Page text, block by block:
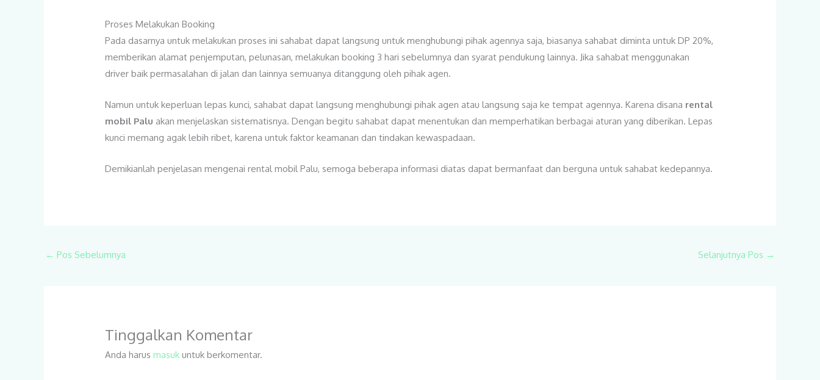
Proses Melakukan Booking
Pada dasarnya untuk melakukan proses ini sahabat dapat langsung untuk menghubungi pihak agennya saja, biasanya sahabat diminta untuk DP 20%,
memberikan alamat penjemputan, pelunasan, melakukan booking 3 hari sebelumnya dan syarat pendukung lainnya. Jika sahabat menggunakan
driver baik permasalahan di jalan dan lainnya semuanya ditanggung oleh pihak agen.
Namun untuk keperluan lepas kunci, sahabat dapat langsung menghubungi pihak agen atau langsung saja ke tempat agennya. Karena disana rental
mobil Palu akan menjelaskan sistematisnya. Dengan begitu sahabat dapat menentukan dan memperhatikan berbagai aturan yang diberikan. Lepas
kunci memang agak lebih ribet, karena untuk faktor keamanan dan tindakan kewaspadaan.
Demikianlah penjelasan mengenai rental mobil Palu, semoga beberapa informasi diatas dapat bermanfaat dan berguna untuk sahabat kedepannya.
← Pos Sebelumnya Selanjutnya Pos →
Tinggalkan Komentar
Anda harusmasuk untuk berkomentar.